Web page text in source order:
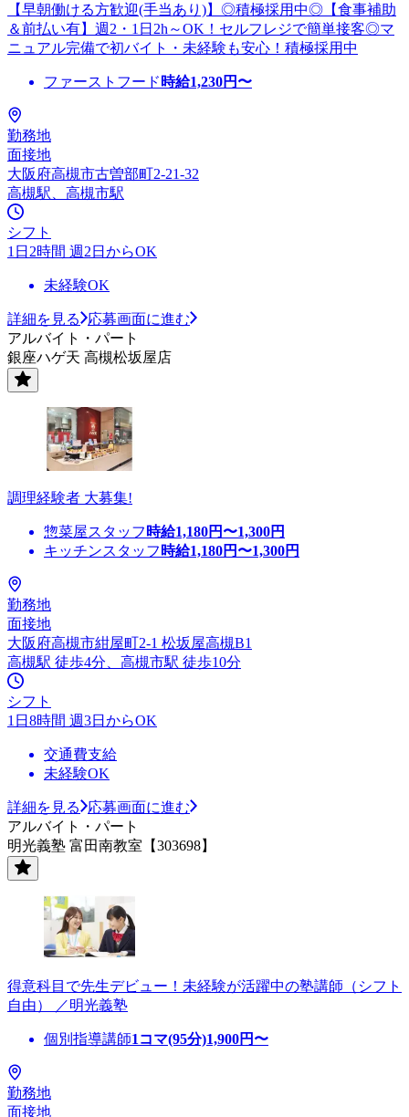
【早朝働ける方歓迎(手当あり)】◎積極採用中◎【食事補助
＆前払い有】週2・1日2h～OK！セルフレジで簡単接客◎マ
ニュアル完備で初バイト・未経験も安心！積極採用中
ファーストフード 時給1,230円〜
勤務地
面接地
大阪府高槻市古曽部町2-21-32
高槻駅、高槻市駅
シフト
1日2時間 週2日からOK
未経験OK
詳細を見る
応募画面に進む
アルバイト・パート
銀座ハゲ天 高槻松坂屋店
調理経験者 大募集!
惣菜屋スタッフ 時給1,180円〜1,300円
キッチンスタッフ 時給1,180円〜1,300円
勤務地
面接地
大阪府高槻市紺屋町2-1 松坂屋高槻B1
高槻駅 徒歩4分、高槻市駅 徒歩10分
シフト
1日8時間 週3日からOK
交通費支給
未経験OK
詳細を見る
応募画面に進む
アルバイト・パート
明光義塾 富田南教室【303698】
得意科目で先生デビュー！未経験が活躍中の塾講師（シフト
自由） ／明光義塾
個別指導講師1コマ(95分)1,900円〜
勤務地
面接地